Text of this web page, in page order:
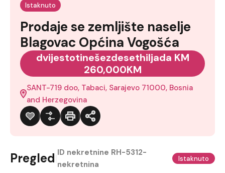
Istaknuto
Prodaje se zemljište naselje
Blagovac Općina Vogošća
dvijestotinešezdesethiljada KM
260,000KM
SANT-719 doo, Tabaci, Sarajevo 71000, Bosnia
and Herzegovina
Pregled ID nekretnine RH-5312-
nekretnina
Istaknuto